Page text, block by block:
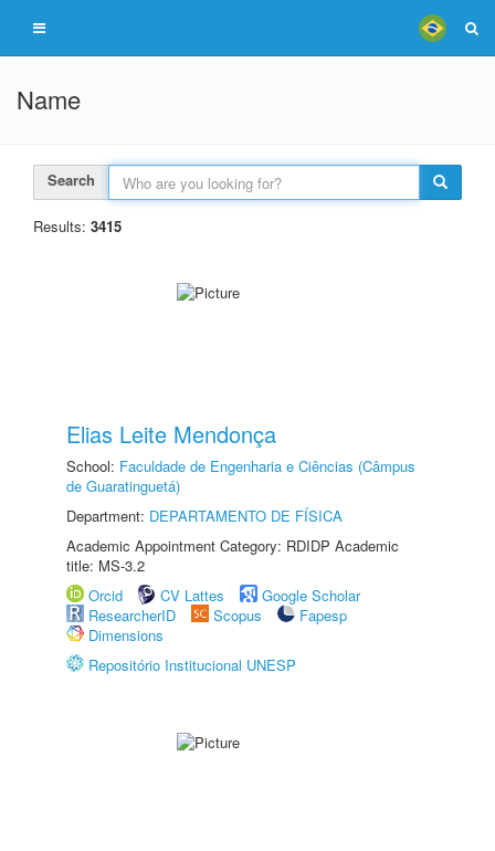
Name
Search
Results: 3415
Elias Leite Mendonça
School: Faculdade de Engenharia e Ciências (Câmpus
de Guaratinguetá)
Department: DEPARTAMENTO DE FÍSICA
Academic Appointment Category: RDIDP Academic
title: MS-3.2
Orcid
CV Lattes
Google Scholar
ResearcherID
Scopus
Fapesp
Dimensions
Repositório Institucional UNESP